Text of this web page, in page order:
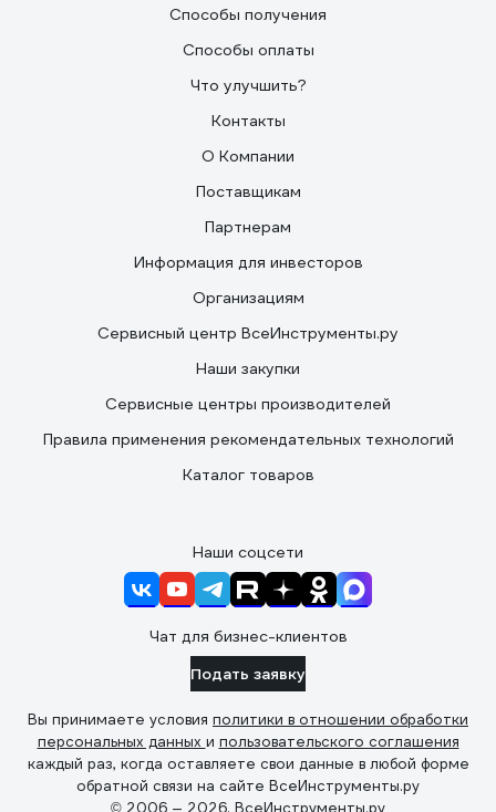
Способы получения
Способы оплаты
Что улучшить?
Контакты
О Компании
Поставщикам
Партнерам
Информация для инвесторов
Организациям
Сервисный центр ВсеИнструменты.ру
Наши закупки
Сервисные центры производителей
Правила применения рекомендательных технологий
Каталог товаров
Наши соцсети
Чат для бизнес-клиентов
Подать заявку
Вы принимаете условия политики в отношении обработки
персональных данных и пользовательского соглашения
каждый раз, когда оставляете свои данные в любой форме
обратной связи на сайте ВсеИнструменты.ру